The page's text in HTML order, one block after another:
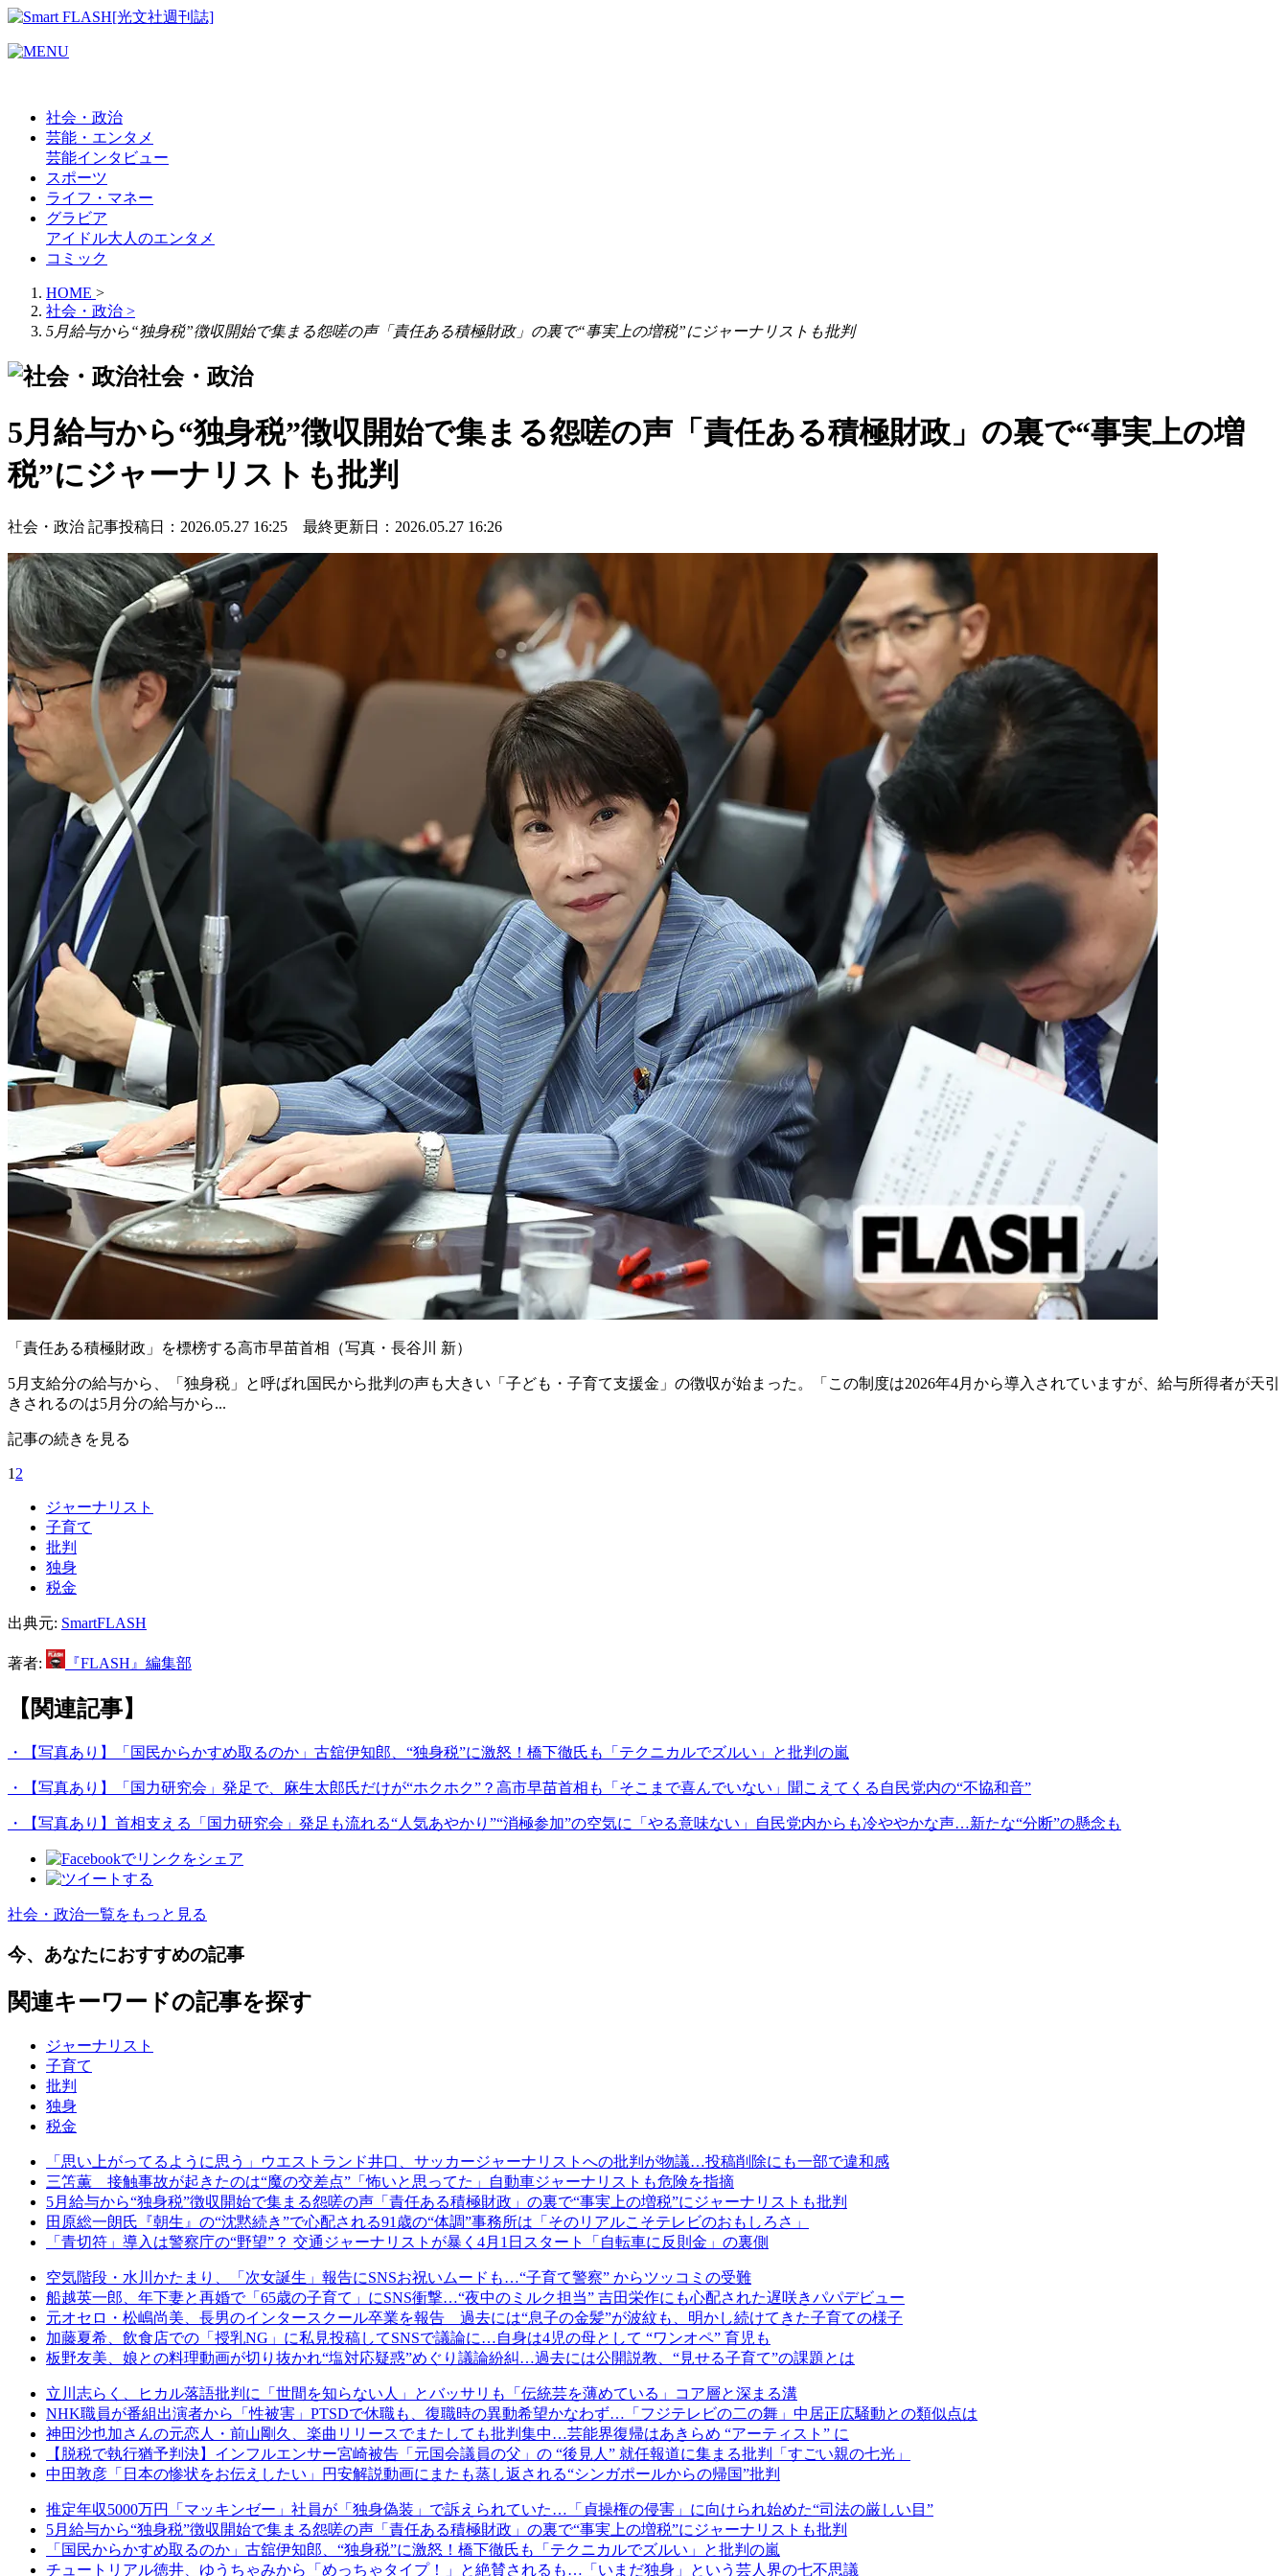
社会・政治
芸能・エンタメ
芸能インタビュー
スポーツ
ライフ・マネー
グラビア
アイドル大人のエンタメ
コミック
HOME >
社会・政治 >
5月給与から“独身税”徴収開始で集まる怨嗟の声「責任ある積極財政」の裏で“事実上の増税”にジャーナリストも批判
社会・政治
5月給与から“独身税”徴収開始で集まる怨嗟の声「責任ある積極財政」の裏で“事実上の増
税”にジャーナリストも批判
社会・政治 記事投稿日：2026.05.27 16:25 最終更新日：2026.05.27 16:26
「責任ある積極財政」を標榜する高市早苗首相（写真・長谷川 新）
5月支給分の給与から、「独身税」と呼ばれ国民から批判の声も大きい「子ども・子育て支援金」の徴収が始まった。「この制度は2026年4月から導入されていますが、給与所得者が天引
きされるのは5月分の給与から...
記事の続きを見る
1 2
ジャーナリスト
子育て
批判
独身
税金
出典元: SmartFLASH
著者: 『FLASH』編集部
【関連記事】
・【写真あり】「国民からかすめ取るのか」古舘伊知郎、“独身税”に激怒！橋下徹氏も「テクニカルでズルい」と批判の嵐
・【写真あり】「国力研究会」発足で、麻生太郎氏だけが“ホクホク”？高市早苗首相も「そこまで喜んでいない」聞こえてくる自民党内の“不協和音”
・【写真あり】首相支える「国力研究会」発足も流れる“人気あやかり”“消極参加”の空気に「やる意味ない」自民党内からも冷ややかな声…新たな“分断”の懸念も
社会・政治一覧をもっと見る
今、あなたにおすすめの記事
関連キーワードの記事を探す
ジャーナリスト
子育て
批判
独身
税金
「思い上がってるように思う」ウエストランド井口、サッカージャーナリストへの批判が物議…投稿削除にも一部で違和感
三笘薫 接触事故が起きたのは“魔の交差点”「怖いと思ってた」自動車ジャーナリストも危険を指摘
5月給与から“独身税”徴収開始で集まる怨嗟の声「責任ある積極財政」の裏で“事実上の増税”にジャーナリストも批判
田原総一朗氏『朝生』の“沈黙続き”で心配される91歳の“体調”事務所は「そのリアルこそテレビのおもしろさ」
「青切符」導入は警察庁の“野望”？ 交通ジャーナリストが暴く4月1日スタート「自転車に反則金」の裏側
空気階段・水川かたまり、「次女誕生」報告にSNSお祝いムードも…“子育て警察” からツッコミの受難
船越英一郎、年下妻と再婚で「65歳の子育て」にSNS衝撃…“夜中のミルク担当” 吉田栄作にも心配された遅咲きパパデビュー
元オセロ・松嶋尚美、長男のインタースクール卒業を報告 過去には“息子の金髪”が波紋も、明かし続けてきた子育ての様子
加藤夏希、飲食店での「授乳NG」に私見投稿してSNSで議論に…自身は4児の母として “ワンオペ” 育児も
板野友美、娘との料理動画が切り抜かれ“塩対応疑惑”めぐり議論紛糾…過去には公開説教、“見せる子育て”の課題とは
立川志らく、ヒカル落語批判に「世間を知らない人」とバッサリも「伝統芸を薄めている」コア層と深まる溝
NHK職員が番組出演者から「性被害」PTSDで休職も、復職時の異動希望かなわず…「フジテレビの二の舞」中居正広騒動との類似点は
神田沙也加さんの元恋人・前山剛久、楽曲リリースでまたしても批判集中…芸能界復帰はあきらめ “アーティスト” に
【脱税で執行猶予判決】インフルエンサー宮崎被告「元国会議員の父」の “後見人” 就任報道に集まる批判「すごい親の七光」
中田敦彦「日本の惨状をお伝えしたい」円安解説動画にまたも蒸し返される“シンガポールからの帰国”批判
推定年収5000万円「マッキンゼー」社員が「独身偽装」で訴えられていた…「貞操権の侵害」に向けられ始めた“司法の厳しい目”
5月給与から“独身税”徴収開始で集まる怨嗟の声「責任ある積極財政」の裏で“事実上の増税”にジャーナリストも批判
「国民からかすめ取るのか」古舘伊知郎、“独身税”に激怒！橋下徹氏も「テクニカルでズルい」と批判の嵐
チュートリアル徳井、ゆうちゃみから「めっちゃタイプ！」と絶賛されるも…「いまだ独身」という芸人界の七不思議